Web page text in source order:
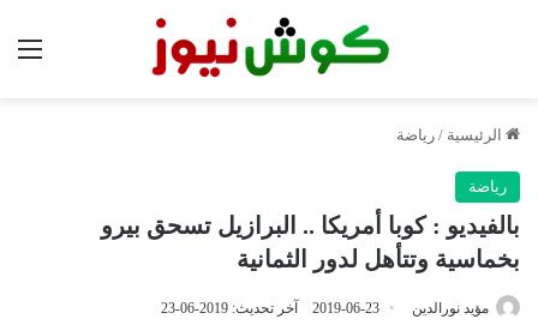
الرئيسية / رياضة
رياضة
بالفيديو : كوبا أمريكا .. البرازيل تسحق بيرو
بخماسية وتتأهل لدور الثمانية
مؤيد نورالدين 2019-06-23 آخر تحديث: 2019-06-23